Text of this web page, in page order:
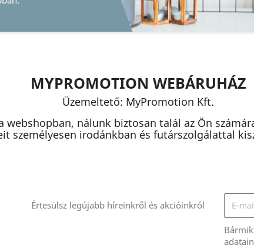
MYPROMOTION WEBÁRUHÁZ
Üzemeltető: MyPromotion Kft.
webshopban, nálunk biztosan talál az Ön
személyesen irodánkban és futárszolgálattal
Értesülsz legújabb híreinkről és akcióinkról